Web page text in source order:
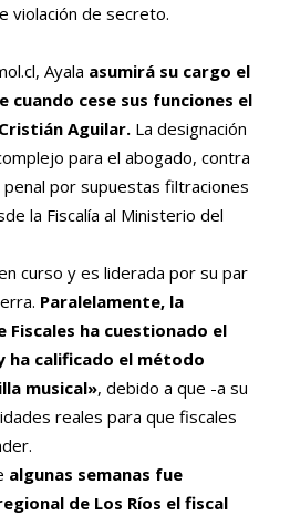
violación de secreto.
Ayala asumirá su cargo el
cese sus funciones el
Aguilar. La designación
para el abogado, contra
penal por supuestas filtraciones
la Fiscalía al Ministerio del
curso y es liderada por su par
Paralelamente, la
Fiscales ha cuestionado el
ha calificado el método
musical», debido a que -a su
reales para que fiscales
algunas semanas fue
de Los Ríos el fiscal